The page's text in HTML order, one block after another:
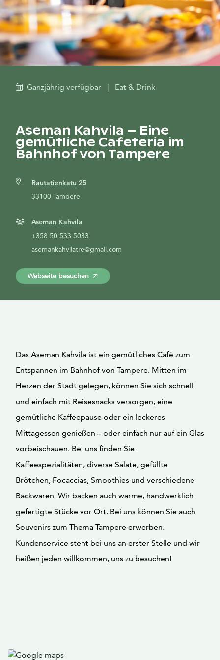
Ganzjährig verfügbar | Eat & Drink
Aseman Kahvila – Eine
gemütliche Cafeteria im
Bahnhof von Tampere
Rautatienkatu 25
33100 Tampere
Aseman Kahvila
+358 50 533 5033
asemankahvilatre@gmail.com
Webseite besuchen
Das Aseman Kahvila ist ein gemütliches Café zum
Entspannen im Bahnhof von Tampere. Mitten im
Herzen der Stadt gelegen, können Sie sich schnell
und einfach mit Reisesnacks versorgen, eine
gemütliche Kaffeepause oder ein leckeres
Mittagessen genießen – oder einfach nur auf ein Glas
vorbeischauen. Bei uns finden Sie
Kaffeespezialitäten, diverse Salate, gefüllte
Brötchen, Focaccias, Smoothies und verschiedene
Backwaren. Wir backen auch warme, handwerklich
gefertigte Stücke vor Ort. Bei uns können Sie auch
Souvenirs zum Thema Tampere erwerben.
Kundenservice steht bei uns an erster Stelle und wir
heißen jeden willkommen, uns zu besuchen!